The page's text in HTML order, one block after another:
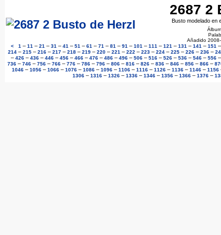
2687 2
Busto modelado en
Añadido
<
1 – 11 – 21 – 31 – 41 – 51 – 61 – 71 – 81 – 91 – 101 – 111 – 121 – 131 – 141 – 151
214 – 215 – 216 – 217 – 218 – 219 – 220 – 221 – 222 – 223 – 224 – 225 – 226 – 236 –
– 426 – 436 – 446 – 456 – 466 – 476 – 486 – 496 – 506 – 516 – 526 – 536 – 546 – 556
736– 746– 756– 766– 776– 786– 796– 806– 816– 826– 836– 846– 856– 866–
1046– 1056– 1066– 1076– 1086– 1096– 1106– 1116– 1126– 1136– 1146– 1156
1306– 1316– 1326– 1336– 1346– 1356– 1366– 1376–